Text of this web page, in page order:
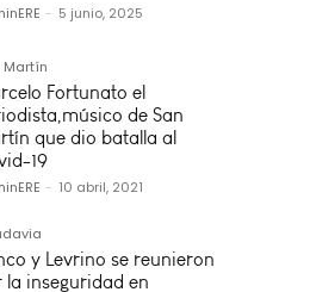
- 5 junio, 2025
Martín
Fortunato el
de San
que dio batalla al
19
- 10 abril, 2021
y Levrino se reunieron
la inseguridad en